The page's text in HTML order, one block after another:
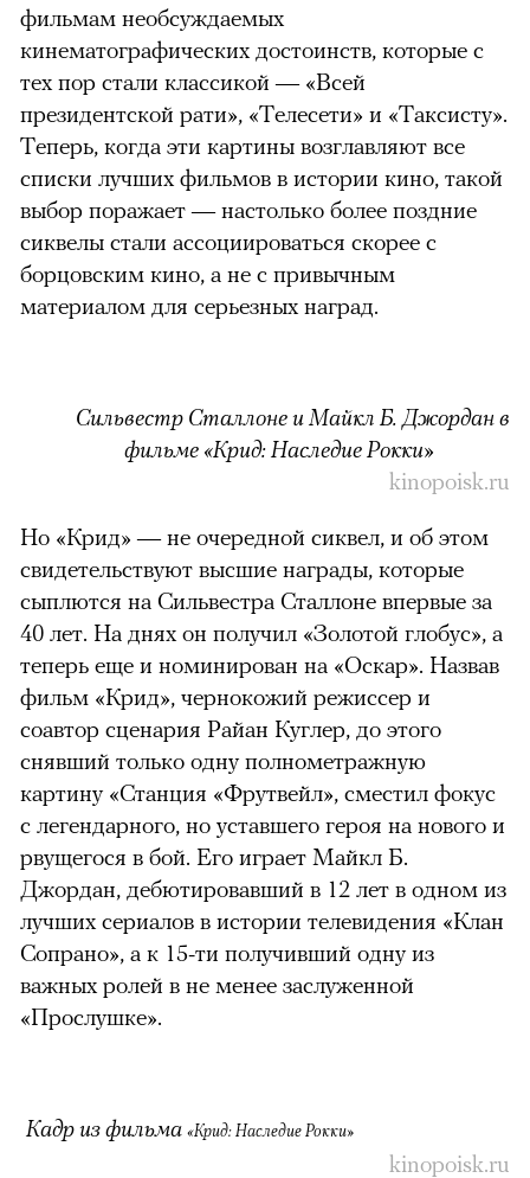
фильмам необсуждаемых
кинематографических достоинств, которые с
тех пор стали классикой—«Всей
президентской рати», «Телесети» и «Таксисту».
Теперь, когда эти картины возглавляют все
списки лучших фильмов в истории кино, такой
выбор поражает—настолько более поздние
сиквелы стали ассоциироваться скорее с
борцовским кино, а не с привычным
материалом для серьезных наград.
Сильвестр Сталлоне и Майкл Б. Джордан в
фильме «Крид: Наследие Рокки»
kinopoisk.ru
Но «Крид» — не очередной сиквел, и об этом
свидетельствуют высшие награды, которые
сыплются на Сильвестра Сталлоне впервые за
40 лет. На днях он получил «Золотой глобус», а
теперь еще и номинирован на «Оскар». Назвав
фильм «Крид», чернокожий режиссер и
соавтор сценария Райан Куглер, до этого
снявший только одну полнометражную
картину «Станция «Фрутвейл», сместил фокус
с легендарного, но уставшего героя на нового и
рвущегося в бой. Его играет Майкл Б.
Джордан, дебютировавший в 12 лет в одном из
лучших сериалов в истории телевидения «Клан
Сопрано», а к 15-ти получивший одну из
важных ролей в не менее заслуженной
«Прослушке».
Кадр из фильма «Крид: Наследие Рокки»
kinopoisk.ru